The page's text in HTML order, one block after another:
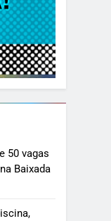
50 vagas
Baixada